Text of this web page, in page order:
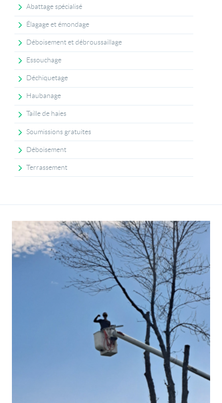
Abattage spécialisé
Élagage et émondage
Déboisement et débroussaillage
Essouchage
Déchiquetage
Haubanage
Taille de haies
Soumissions gratuites
Déboisement
Terrassement